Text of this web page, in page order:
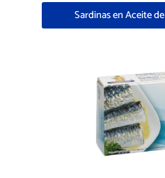
Sardinas en Aceite